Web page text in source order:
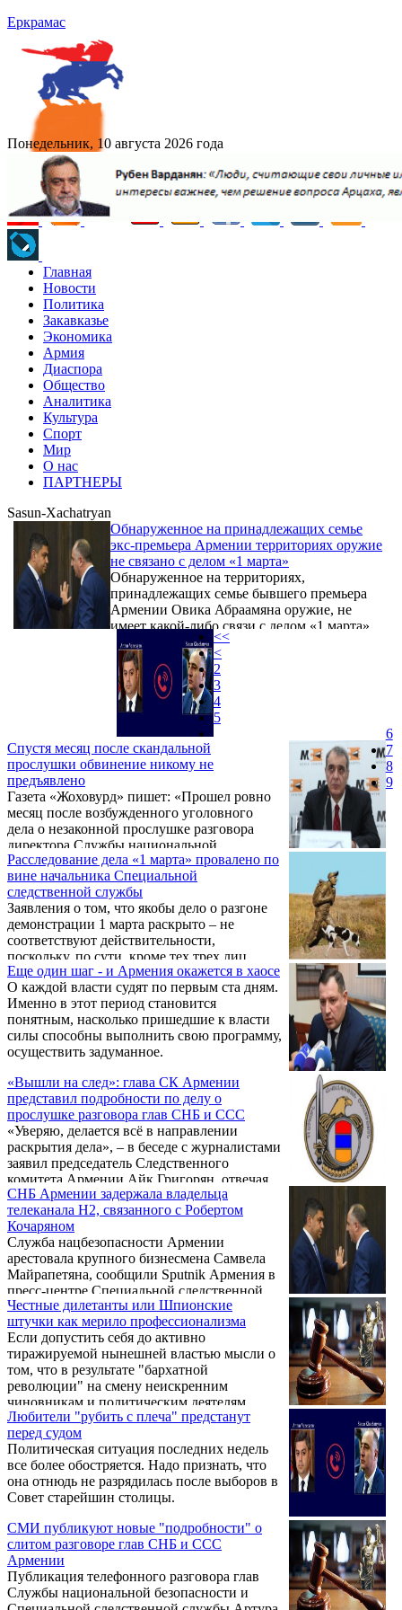
Еркрамас
Понедельник, 10 августа 2026 года
Главная
Новости
Политика
Закавказье
Экономика
Армия
Диаспора
Общество
Аналитика
Культура
Спорт
Мир
О нас
ПАРТНЕРЫ
Sasun-Xachatryan
Обнаруженное на принадлежащих семье
экс-премьера Армении территориях оружие
не связано с делом «1 марта»
Обнаруженное на территориях,
принадлежащих семье бывшего премьера
Армении Овика Абраамяна оружие, не
имеет какой-либо связи с делом «1 марта»,
заявил журналистам председатель
Специальной следственной службы
Армении Сасун Хачатрян.
Спустя месяц после скандальной
прослушки обвинение никому не
предъявлено
Газета «Жоховурд» пишет: «Прошел ровно
месяц после возбужденного уголовного
дела о незаконной прослушке разговора
директора Службы национальной
безопасности и начальника Специальной
следственной службы, однако обвинение
пока никому не предъявлено. Как стало
известно газете «Жоховурд», в рамках этого
уголовного дела орган предварительного
следствия провел обыски в 6 различных
адресах.
Расследование дела «1 марта» провалено по
вине начальника Специальной
следственной службы
Заявления о том, что якобы дело о разгоне
демонстрации 1 марта раскрыто – не
соответствуют действительности,
поскольку, по сути, кроме тех трех лиц,
которым предъявлено обвинение, мы
ничего не знаем, заявил в интервью газете
«168 жам» бывший руководитель Службы
национальной безопасности Армении,
бывший депутат парламента Армении,
эксперт Давид Шахназарян.
Еще один шаг - и Армения окажется в хаосе
О каждой власти судят по первым ста дням.
Именно в этот период становится
понятным, насколько пришедшие к власти
силы способны выполнить свою программу,
осуществить задуманное.
«Вышли на след»: глава СК Армении
представил подробности по делу о
прослушке разговора глав СНБ и ССС
«Уверяю, делается всё в направлении
раскрытия дела», – в беседе с журналистами
заявил председатель Следственного
комитета Армении Айк Григорян, отвечая
на вопросы касательно дела о прослушке
разговора между директором Службы
Национальной безопасности Армении
(СНБ) и Специальной следственной
службы (ССС) РА.
СНБ Армении задержала владельца
телеканала H2, связанного с Робертом
Кочаряном
Служба нацбезопасности Армении
арестовала крупного бизнесмена Самвела
Майрапетяна, сообщили Sputnik Армения в
пресс-центре Специальной следственной
службы республики. По сведениям СМИ,
задержали его по делу прослушки
телефонного разговора глав Службы
нацбезопасности и Специальной
следственной службы — Артура Ванецяна
и Сасуна Хачатряна. В отделе по связям с
прессой СНБ пока не дали дополнительных
разъяснений.
Честные дилетанты или Шпионские
штучки как мерило профессионализма
Если допустить себя до активно
тиражируемой нынешней властью мысли о
том, что в результате "бархатной
революции" на смену неискренним
чиновникам и политическим деятелям
пришли искренние, а погрязших в
коррупции немолодых господ сменили
кристально честные молодые патриоты, то
напрашивается и продолжение логической
цепочки, а именно: профессионалов по
большей части сменили дилетанты. Но
страна?
Любители "рубить с плеча" предстанут
перед судом
Политическая ситуация последних недель
все более обостряется. Надо признать, что
она отнюдь не разрядилась после выборов в
Совет старейшин столицы.
СМИ публикуют новые "подробности" о
слитом разговоре глав СНБ и ССС
Армении
Публикация телефонного разговора глав
Службы национальной безопасности и
<<
<
2
3
4
5
6
7
8
9